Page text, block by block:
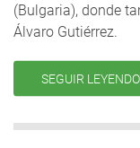
(Bulgaria), donde
Álvaro Gutiérrez.
SEGUIR LEYENDO